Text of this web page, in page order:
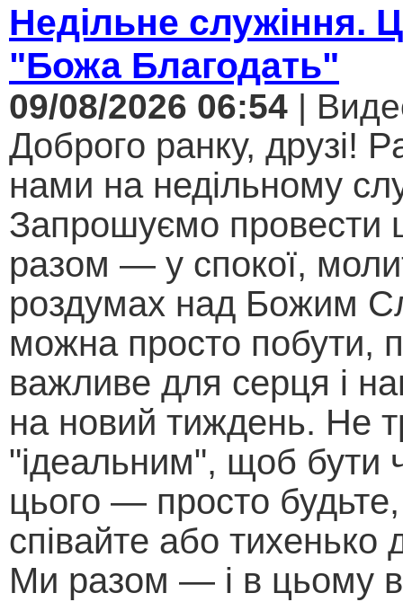
Недільне служіння.
"Божа Благодать"
09/08/2026 06:54 |
Доброго ранку, друзі!
нами на недільному
Запрошуємо провести
разом — у спокої,
роздумах над Божим
можна просто побути,
важливе для серця і
на новий тиждень. Не
"ідеальним", щоб бути
цього — просто
співайте або тихенько
Ми разом — і в цьому